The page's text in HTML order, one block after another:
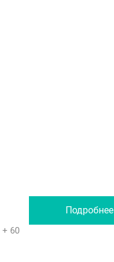
+ 60
Подробнее